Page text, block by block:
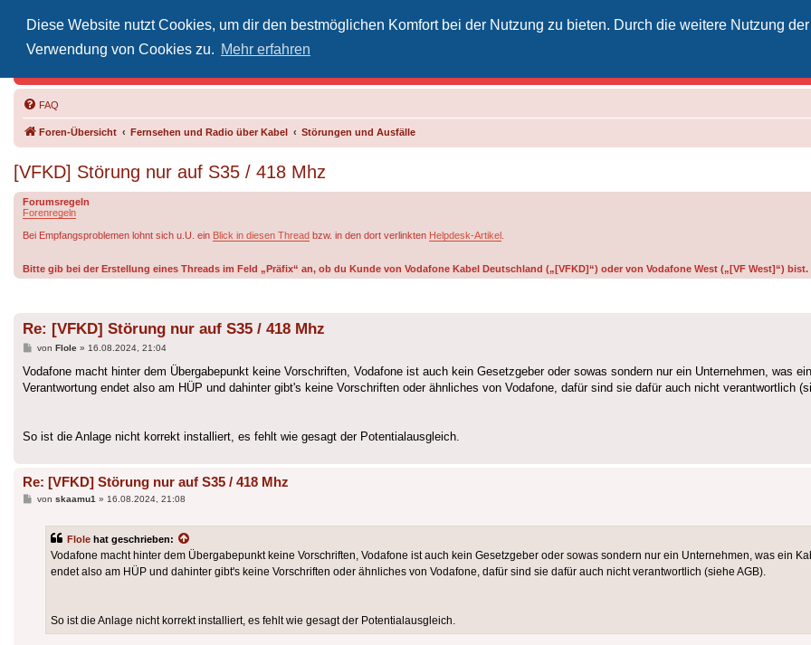
Diese Website nutzt Cookies, um dir den bestmöglichen Komfort bei der Nutzung zu bieten. Durch die weitere Nutzung
Verwendung von Cookies zu. Mehr erfahren
FAQ
Foren-Übersicht Fernsehen und Radio über Kabel Störungen und Ausfälle
[VFKD] Störung nur auf S35 / 418 Mhz
Forumsregeln
Forenregeln
Bei Empfangsproblemen lohnt sich u.U. ein Blick in diesen Thread bzw. in den dort verlinkten Helpdesk-Artikel
Bitte gib bei der Erstellung eines Threads im Feld „Präfix“ an, ob du Kunde von Vodafone Kabel Deutschland („[VFKD]“) oder von Vodafone West („[VF West]“) bist.
Re: [VFKD] Störung nur auf S35 / 418 Mhz
Beitrag
von Flole» 16.08.2024, 21:04
Vodafone macht hinter dem Übergabepunkt keine Vorschriften, Vodafone ist auch kein Gesetzgeber oder sowas sondern nur ein Unternehmen, was
Verantwortung endet also am HÜP und dahinter gibt's keine Vorschriften oder ähnliches von Vodafone, dafür sind sie dafür auch nicht verantwortlich
So ist die Anlage nicht korrekt installiert, es fehlt wie gesagt der Potentialausgleich.
Re: [VFKD] Störung nur auf S35 / 418 Mhz
Beitrag
von skaamu1 » 16.08.2024, 21:08
Flole hat geschrieben:
Vodafone macht hinter dem Übergabepunkt keine Vorschriften, Vodafone ist auch kein Gesetzgeber oder sowas sondern nur ein Unternehmen, was ein
endet also am HÜP und dahinter gibt's keine Vorschriften oder ähnliches von Vodafone, dafür sind sie dafür auch nicht verantwortlich (siehe AGB).
So ist die Anlage nicht korrekt installiert, es fehlt wie gesagt der Potentialausgleich.